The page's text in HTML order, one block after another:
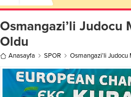
Osmangazi’li Judocu
Oldu
Anasayfa SPOR Osmangazi’li